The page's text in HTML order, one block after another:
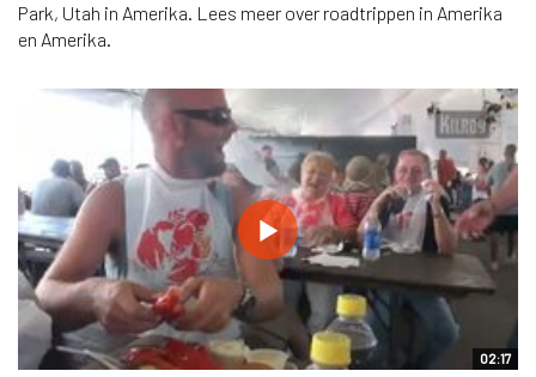
Park, Utah in Amerika. Lees meer over roadtrippen in Amerika
en Amerika.
02:17